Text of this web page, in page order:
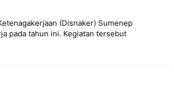
(Disnaker) Sumenep
pada tahun ini. Kegiatan tersebut